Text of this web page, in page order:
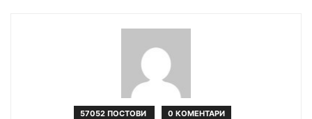
57052 ПОСТОВИ 0 КОМЕНТАРИ